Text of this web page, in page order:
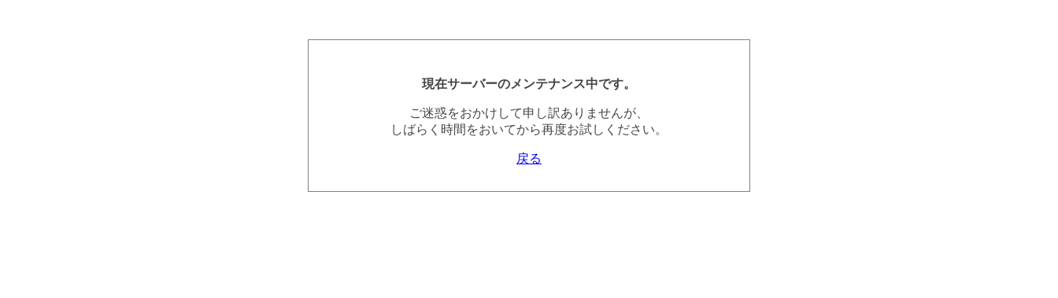
現在サーバーのメンテナンス中です。
ご迷惑をおかけして申し訳ありませんが、
しばらく時間をおいてから再度お試しください。
戻る